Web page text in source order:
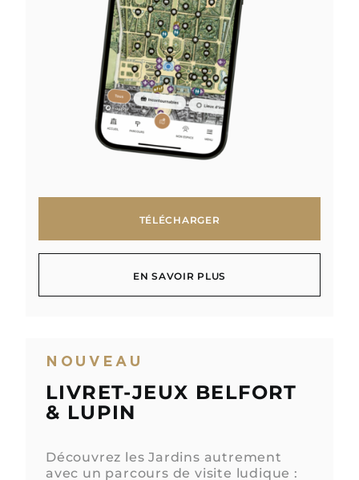
TÉLÉCHARGER
EN SAVOIR PLUS
NOUVEAU
LIVRET-JEUX BELFORT
& LUPIN
Découvrez les Jardins autrement
avec un parcours de visite ludique :